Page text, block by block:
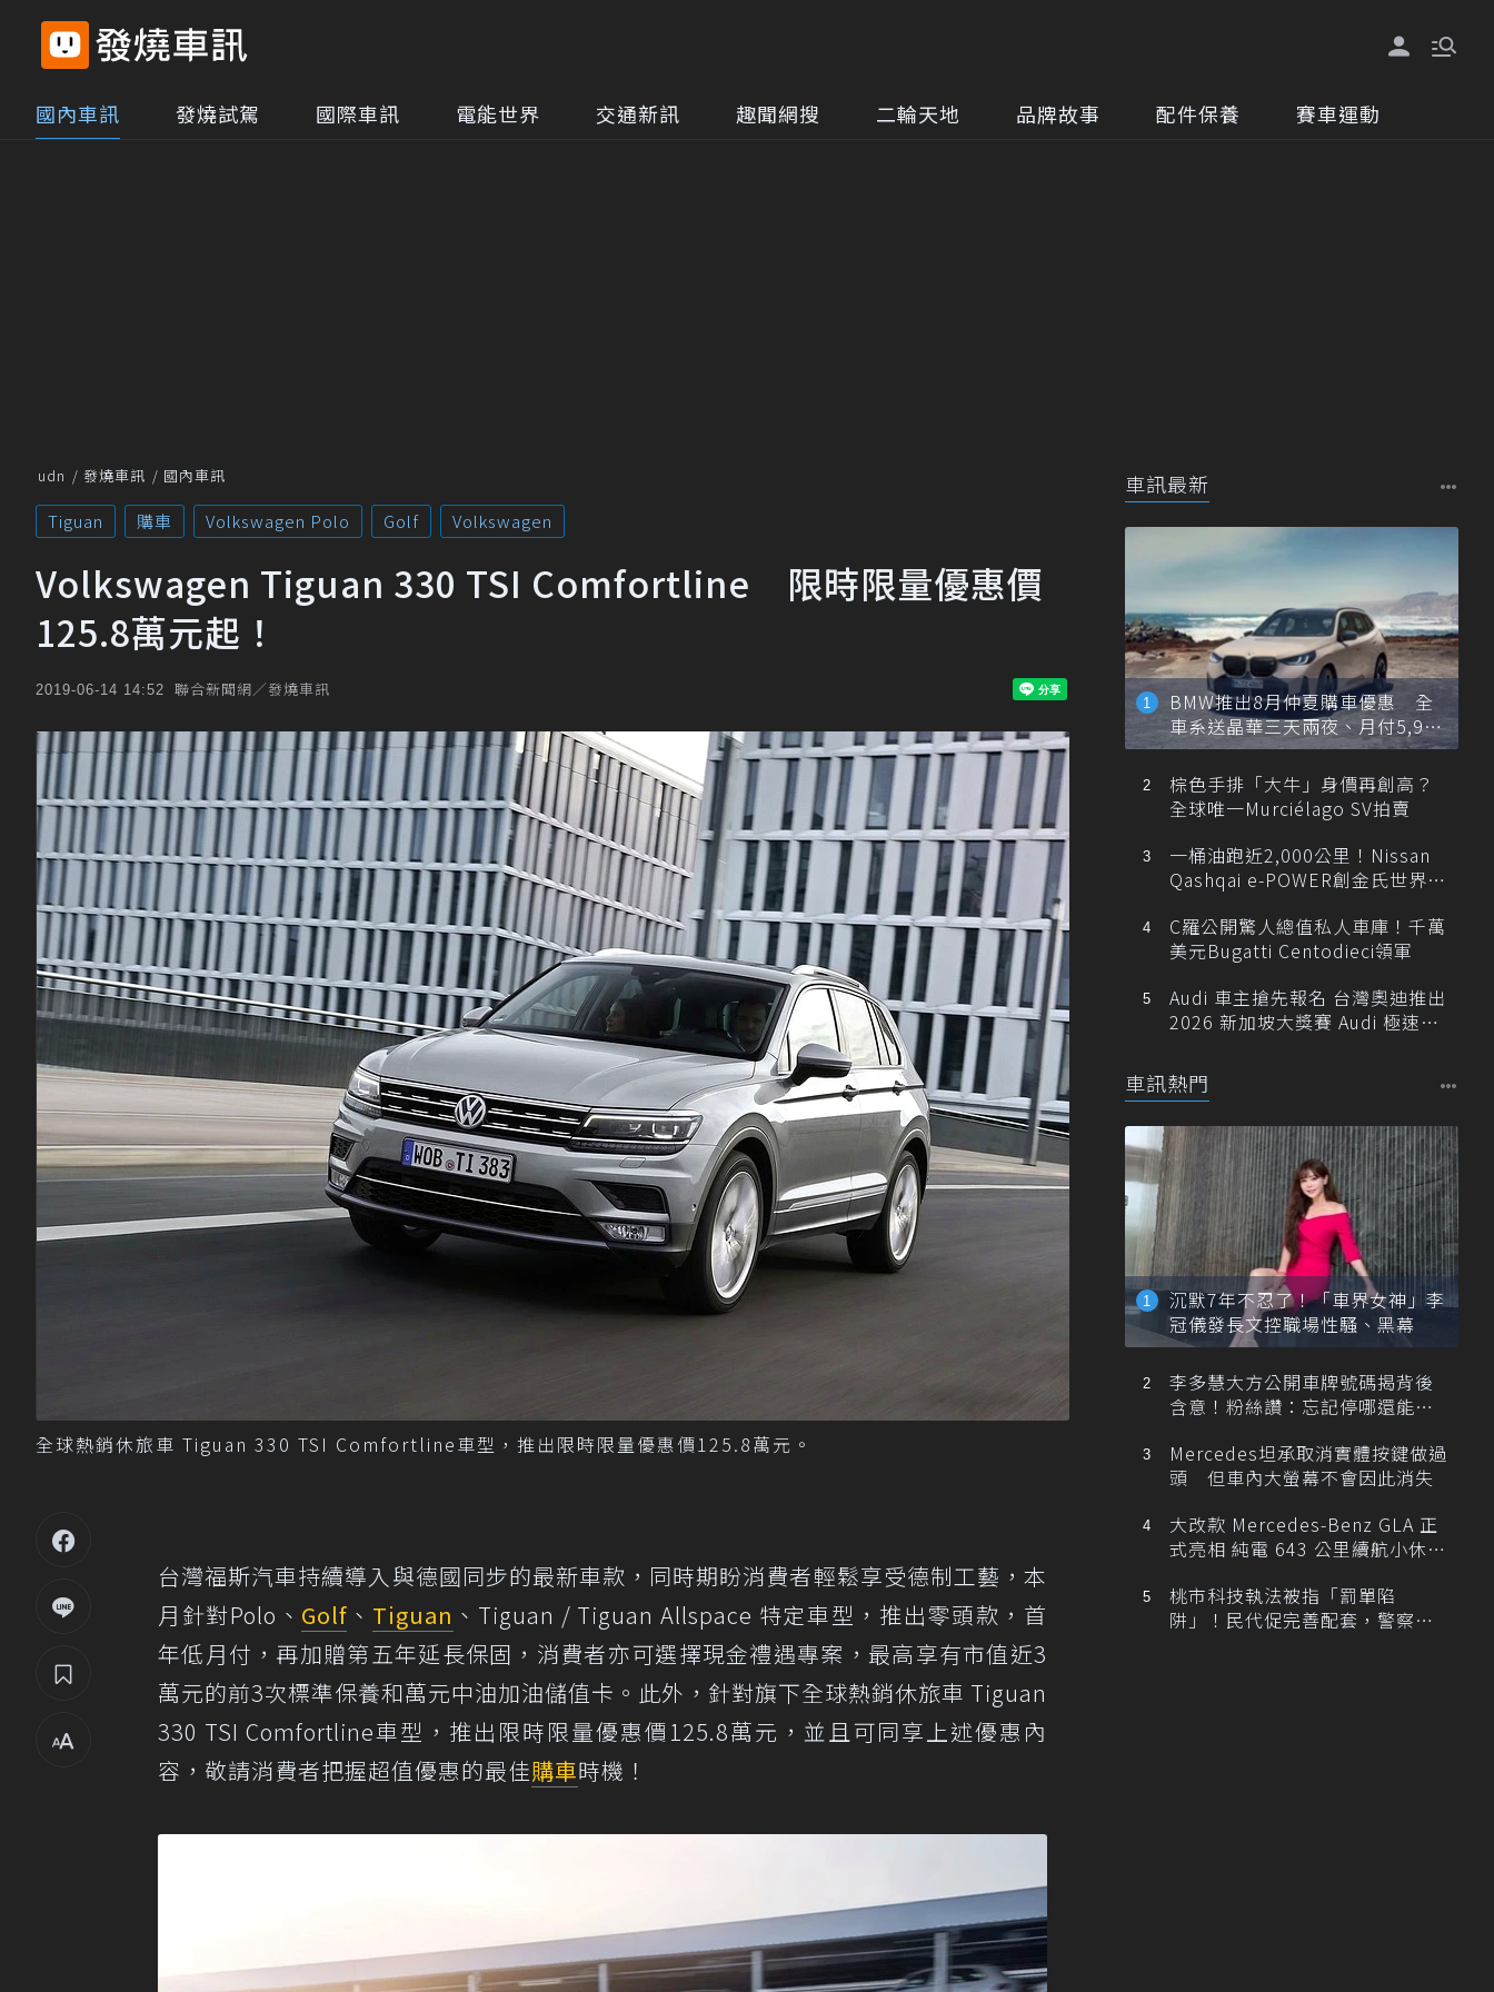
國內車訊 發燒試駕 國際車訊 電能世界 交通新訊 趣聞網搜 二輪天地 品牌故事 配件保養 賽車運動
udn 發燒車訊 國內車訊
Tiguan 購車 Volkswagen Polo Golf Volkswagen
Volkswagen Tiguan 330 TSI Comfortline 限時限量優惠價
125.8萬元起！
2019-06-14 14:52 聯合新聞網／發燒車訊
全球熱銷休旅車 Tiguan 330 TSI Comfortline車型，推出限時限量優惠價125.8萬元。
台灣福斯汽車持續導入與德國同步的最新車款，同時期盼消費者輕鬆享受德制工藝，本
月針對Polo、 Golf 、 Tiguan 、Tiguan / Tiguan Allspace 特定車型，推出零頭款，首
年低月付，再加贈第五年延長保固，消費者亦可選擇現金禮遇專案，最高享有市值近3
萬元的前3次標準保養和萬元中油加油儲值卡。此外，針對旗下全球熱銷休旅車 Tiguan
330 TSI Comfortline車型，推出限時限量優惠價125.8萬元，並且可同享上述優惠內
容，敬請消費者把握超值優惠的最佳購車時機！
車訊最新
BMW推出8月仲夏購車優惠 全
車系送晶華三天兩夜、月付5,900
元起
棕色手排「大牛」身價再創高？
全球唯一Murciélago SV拍賣
一桶油跑近2,000公里！Nissan
Qashqai e-POWER創金氏世界紀
C羅公開驚人總值私人車庫！千萬
美元Bugatti Centodieci領軍
Audi 車主搶先報名 台灣奧迪推出
2026 新加坡大獎賽 Audi 極速之
車訊熱門
沉默7年不忍了！「車界女神」李
冠儀發長文控職場性騷、黑幕
李多慧大方公開車牌號碼揭背後
含意！粉絲讚：忘記停哪還能幫
Mercedes坦承取消實體按鍵做過
頭 但車內大螢幕不會因此消失
大改款 Mercedes-Benz GLA 正
式亮相 純電 643 公里續航小休
桃市科技執法被指「罰單陷
阱」！民代促完善配套，警察局